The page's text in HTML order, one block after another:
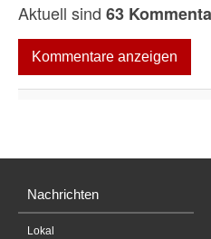
Aktuell sind 63
Kommentare anzeigen
Nachrichten
Lokal